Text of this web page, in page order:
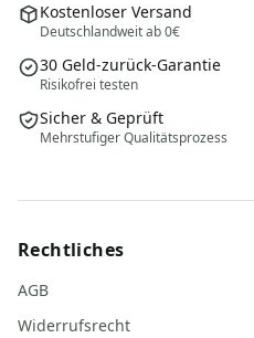
Kostenloser Versand
Deutschlandweit ab 0€
30 Geld-zurück-Garantie
Risikofrei testen
Sicher & Geprüft
Mehrstufiger Qualitätsprozess
Rechtliches
AGB
Widerrufsrecht